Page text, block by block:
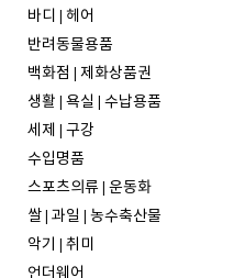
바디 | 헤어
반려동물용품
백화점 | 제화상품권
생활 | 욕실 | 수납용품
세제 | 구강
수입명품
스포츠의류 | 운동화
쌀 | 과일 | 농수축산물
악기 | 취미
언더웨어